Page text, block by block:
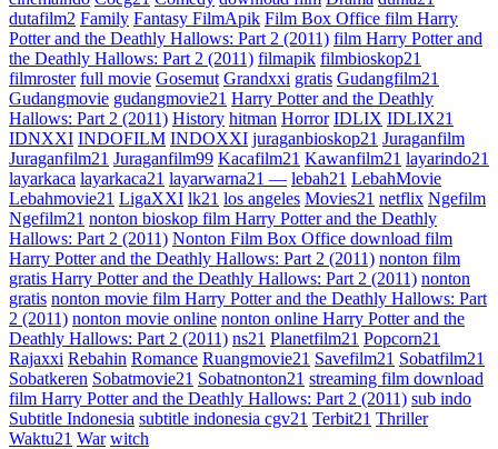
dutafilm2 Family Fantasy FilmApik Film Box Office film Harry
Potter and the Deathly Hallows: Part 2 (2011) film Harry Potter and
the Deathly Hallows: Part 2 (2011) filmapik filmbioskop21
filmroster full movie Gosemut Grandxxi gratis Gudangfilm21
Gudangmovie gudangmovie21 Harry Potter and the Deathly
Hallows: Part 2 (2011) History hitman Horror IDLIX IDLIX21
IDNXXI INDOFILM INDOXXI juraganbioskop21 Juraganfilm
Juraganfilm21 Juraganfilm99 Kacafilm21 Kawanfilm21 layarindo21
layarkaca layarkaca21 layarwarna21 — lebah21 LebahMovie
Lebahmovie21 LigaXXI lk21 los angeles Movies21 netflix Ngefilm
Ngefilm21 nonton bioskop film Harry Potter and the Deathly
Hallows: Part 2 (2011) Nonton Film Box Office download film
Harry Potter and the Deathly Hallows: Part 2 (2011) nonton film
gratis Harry Potter and the Deathly Hallows: Part 2 (2011) nonton
gratis nonton movie film Harry Potter and the Deathly Hallows: Part
2 (2011) nonton movie online nonton online Harry Potter and the
Deathly Hallows: Part 2 (2011) ns21 Planetfilm21 Popcorn21
Rajaxxi Rebahin Romance Ruangmovie21 Savefilm21 Sobatfilm21
Sobatkeren Sobatmovie21 Sobatnonton21 streaming film download
film Harry Potter and the Deathly Hallows: Part 2 (2011) sub indo
Subtitle Indonesia subtitle indonesia cgv21 Terbit21 Thriller
Waktu21 War witch